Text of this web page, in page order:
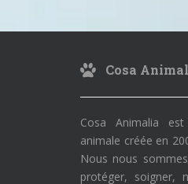
Cosa
Cosa Animalia
animale créée en
Nous nous
protéger, soigner,